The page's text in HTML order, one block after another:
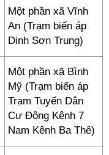
Một phần xã Vĩnh
An (Trạm biến áp
Dinh Sơn Trung)
Một phần xã Bình
Mỹ (Trạm biến áp
Trạm Tuyến Dân
Cư Đông Kênh 7
Nam Kênh Ba Thê)